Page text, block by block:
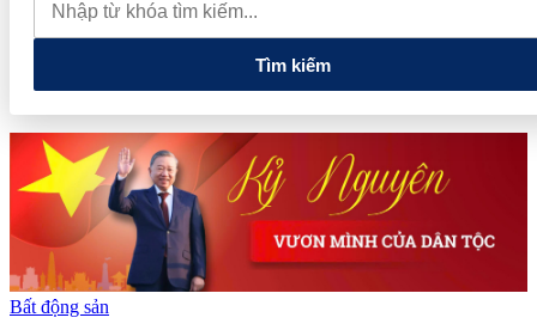
cậy và nhân văn
Giá vàng hôm nay 6/8: Trong nước và thế giới
cùng tăng
Tìm kiếm
Bất động sản